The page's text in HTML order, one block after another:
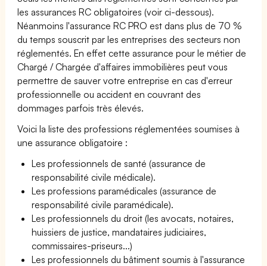
les assurances RC obligatoires (voir ci-dessous).
Néanmoins l'assurance RC PRO est dans plus de 70 %
du temps souscrit par les entreprises des secteurs non
réglementés. En effet cette assurance pour le métier de
Chargé / Chargée d'affaires immobilières peut vous
permettre de sauver votre entreprise en cas d'erreur
professionnelle ou accident en couvrant des
dommages parfois très élevés.
Voici la liste des professions réglementées soumises à
une assurance obligatoire :
Les professionnels de santé (assurance de
responsabilité civile médicale).
Les professions paramédicales (assurance de
responsabilité civile paramédicale).
Les professionnels du droit (les avocats, notaires,
huissiers de justice, mandataires judiciaires,
commissaires-priseurs...)
Les professionnels du bâtiment soumis à l'assurance